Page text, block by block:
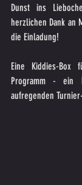
Dunst ins
herzlichen Dank an
die Einladung!
Eine Kiddies-
Programm - ein
aufregenden